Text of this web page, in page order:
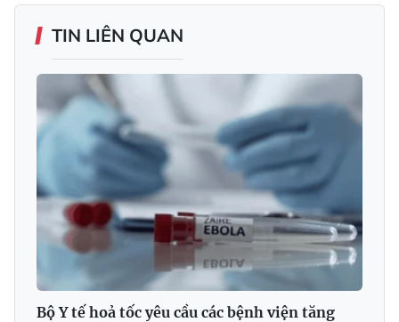
TIN LIÊN QUAN
Bộ Y tế hoả tốc yêu cầu các bệnh viện tăng